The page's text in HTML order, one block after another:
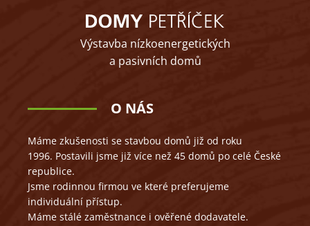
Výstavba nízkoenergetických
a pasivních domů
O NÁS
Máme zkušenosti se stavbou domů již od roku
1996. Postavili jsme již více než 45 domů po celé České
republice.
Jsme rodinnou firmou ve které preferujeme
individuální přístup.
Máme stálé zaměstnance i ověřené dodavatele.